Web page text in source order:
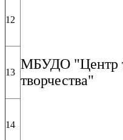
МБУДО "Центр
творчества"
12
13
14